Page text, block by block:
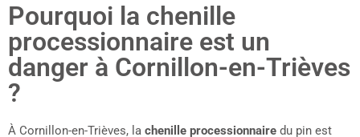
Pourquoi la chenille
processionnaire est un
danger à Cornillon-en-Trièves
?
À Cornillon-en-Trièves, la chenille processionnaire du pin est